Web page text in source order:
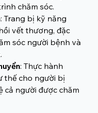
chăm sóc.
: Trang bị kỹ năng
vết thương, đặc
sóc người bệnh và
.
: Thực hành
thế cho người bị
cả người được chăm